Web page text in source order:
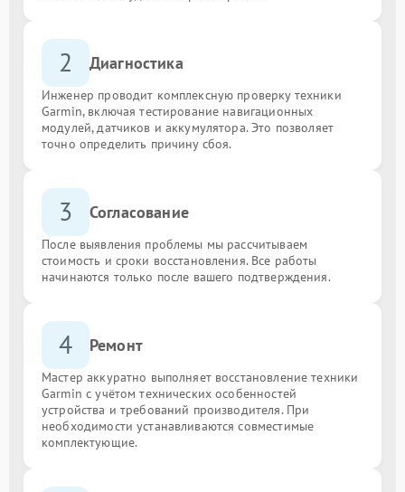
2 Диагностика
Инженер проводит комплексную проверку техники
Garmin, включая тестирование навигационных
модулей, датчиков и аккумулятора. Это позволяет
точно определить причину сбоя.
3 Согласование
После выявления проблемы мы рассчитываем
стоимость и сроки восстановления. Все работы
начинаются только после вашего подтверждения.
4 Ремонт
Мастер аккуратно выполняет восстановление техники
Garmin с учётом технических особенностей
устройства и требований производителя. При
необходимости устанавливаются совместимые
комплектующие.